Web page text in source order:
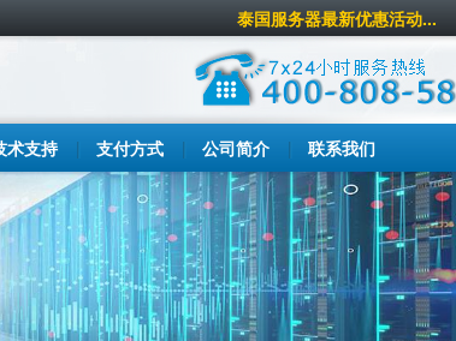
泰国服务器最新优惠活动...
术支持 支付方式 公司简介 联系我们